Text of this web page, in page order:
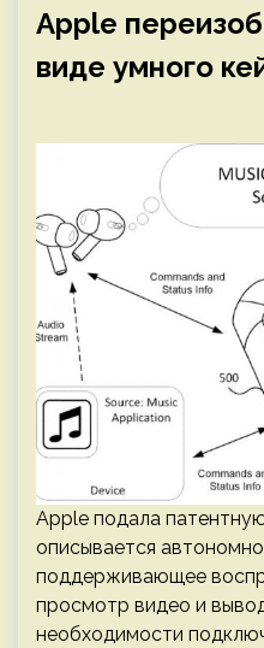
Apple
виде умного
Apple подала
описывается
поддерживающее
просмотр видео и
необходимости